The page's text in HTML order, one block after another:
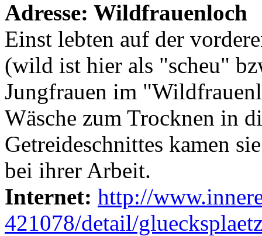
Adresse: Wildfrauenloch
Einst lebten auf der
(wild ist hier als "scheu"
Jungfrauen im
Wäsche zum Trocknen in
Getreideschnittes kamen
bei ihrer Arbeit.
Internet: http://
421078/detail/